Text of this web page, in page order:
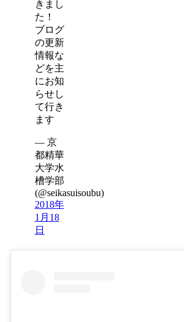
きまし
た！
ブログ
の更新
情報な
どを主
にお知
らせし
て行き
ます
— 京
都精華
大学水
槽学部
(@seikasuisoubu)
2018年
1月18
日